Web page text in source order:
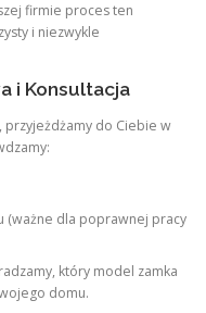
firmie proces ten
i niezwykle
i Konsultacja
przyjeżdżamy do Ciebie w
(ważne dla poprawnej pracy
który model zamka
domu.